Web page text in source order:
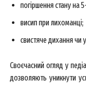
погіршення стану на
висип при лихоманці;
свистяче дихання чи
Своєчасний огляд у
дозволяють уникнути